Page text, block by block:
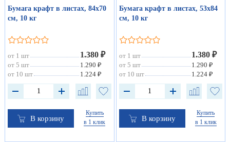
Бумага крафт в листах, 84х70
см, 10 кг
от 1 шт 1.380 ₽
от 5 шт
1.290 ₽
от 10 шт
1.224 ₽
В корзину
Купить
в 1 клик
Бумага крафт в листах, 53х84
см, 10 кг
от 1 шт 1.380 ₽
от 5 шт
1.290 ₽
от 10 шт
1.224 ₽
В корзину
Купить
в 1 клик